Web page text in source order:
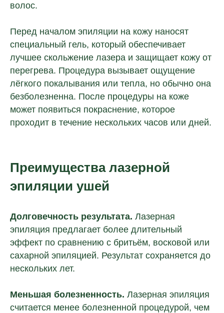
волос.
Перед началом эпиляции на кожу наносят
специальный гель, который обеспечивает
лучшее скольжение лазера и защищает кожу от
перегрева. Процедура вызывает ощущение
лёгкого покалывания или тепла, но обычно она
безболезненна. После процедуры на коже
может появиться покраснение, которое
проходит в течение нескольких часов или дней.
Преимущества лазерной
эпиляции ушей
Долговечность результата. Лазерная
эпиляция предлагает более длительный
эффект по сравнению с бритьём, восковой или
сахарной эпиляцией. Результат сохраняется до
нескольких лет.
Меньшая болезненность. Лазерная эпиляция
считается менее болезненной процедурой, чем